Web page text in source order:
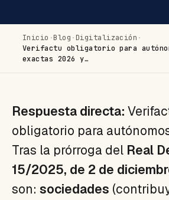
Inicio ·Blog · Digitalización ·
Verifactu obligatorio para
exactas 2026 y…
Respuesta directa:
obligatorio para
Tras la prórroga del Real
15/2025, de 2 de
son: sociedades